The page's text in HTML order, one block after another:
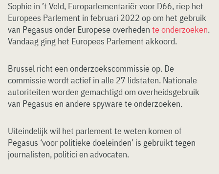
Sophie in ’t Veld, Europarlementariër voor D66, riep het
Europees Parlement in februari 2022 op om het gebruik
van Pegasus onder Europese overheden te onderzoeken.
Vandaag ging het Europees Parlement akkoord.
Brussel richt een onderzoekscommissie op. De
commissie wordt actief in alle 27 lidstaten. Nationale
autoriteiten worden gemachtigd om overheidsgebruik
van Pegasus en andere spyware te onderzoeken.
Uiteindelijk wil het parlement te weten komen of
Pegasus ‘voor politieke doeleinden’ is gebruikt tegen
journalisten, politici en advocaten.